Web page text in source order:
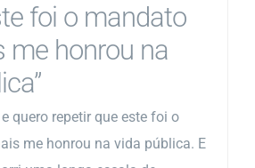
foi o mandato
me honrou na
quero repetir que este foi o
me honrou na vida pública. E